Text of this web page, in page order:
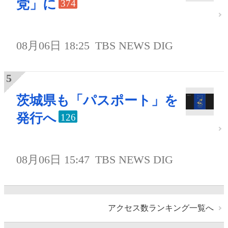
党」に 374
08月06日 18:25 TBS NEWS DIG
茨城県も「パスポート」を
発行へ 126
08月06日 15:47 TBS NEWS DIG
アクセス数ランキング一覧へ